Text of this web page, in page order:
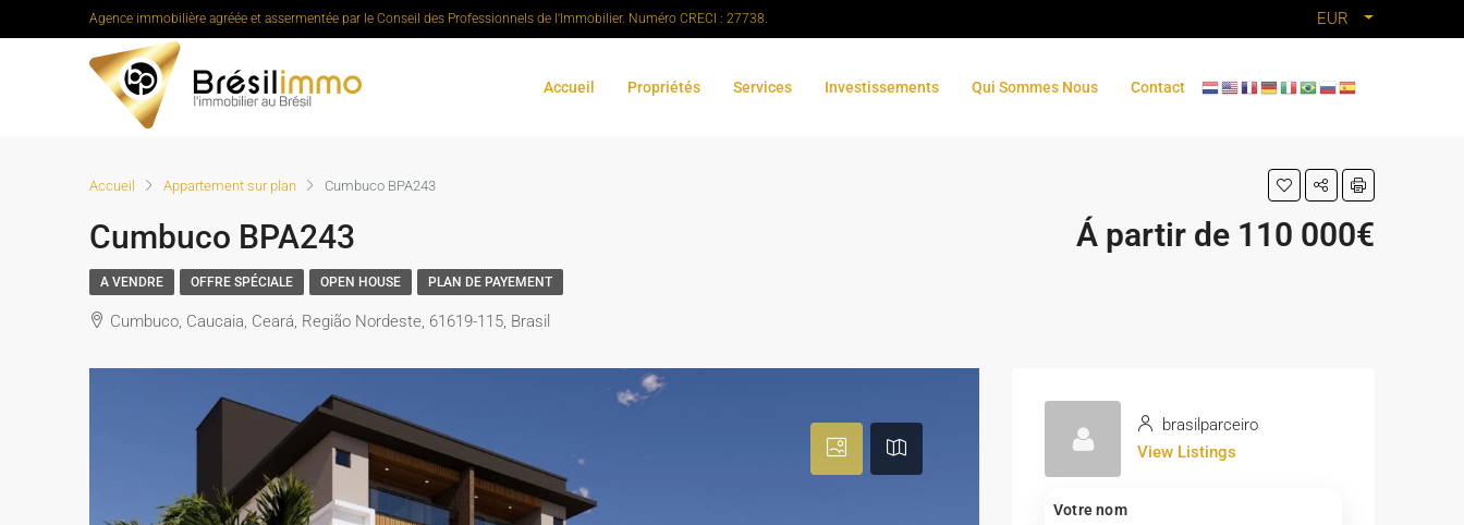
Agence immobilière agréée et assermentée par le Conseil des Professionnels de l'Immobilier. Numéro CRECI : 27738. EUR
Accueil Propriétés Services Investissements Qui Sommes Nous Contact
Accueil Appartement sur plan Cumbuco BPA243
Cumbuco BPA243 Á partir de 110 000€
A VENDRE OFFRE SPÉCIALE OPEN HOUSE PLAN DE PAYEMENT
Cumbuco, Caucaia, Ceará, Região Nordeste, 61619-115, Brasil
brasilparceiro
View Listings
Votre nom